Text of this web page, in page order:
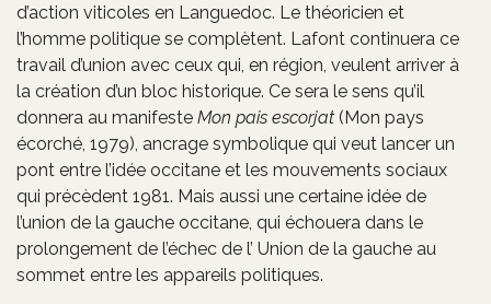
d’action viticoles en Languedoc. Le théoricien et
l’homme politique se complètent. Lafont continuera ce
travail d’union avec ceux qui, en région, veulent arriver à
la création d’un bloc historique. Ce sera le sens qu’il
donnera au manifeste Mon pais escorjat (Mon pays
écorché, 1979), ancrage symbolique qui veut lancer un
pont entre l’idée occitane et les mouvements sociaux
qui précèdent 1981. Mais aussi une certaine idée de
l’union de la gauche occitane, qui échouera dans le
prolongement de l’échec de l’ Union de la gauche au
sommet entre les appareils politiques.